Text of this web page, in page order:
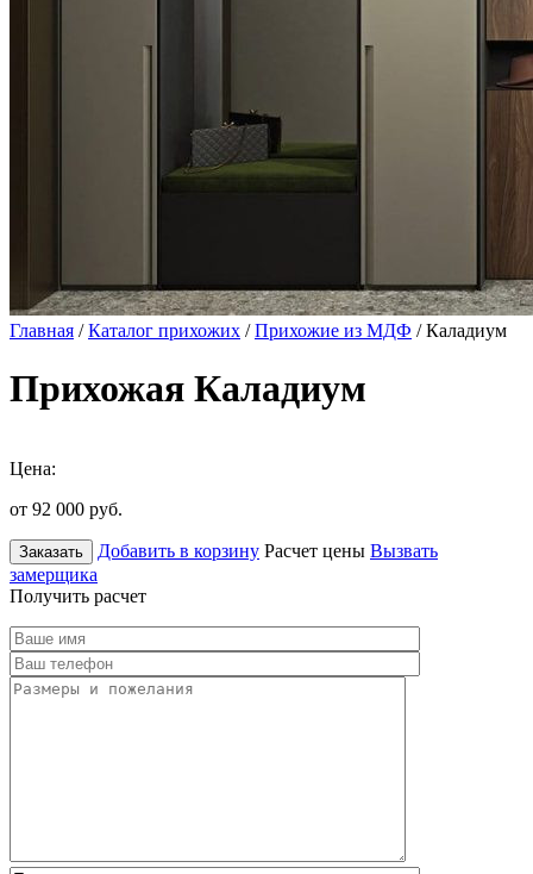
Главная /Каталог прихожих /Прихожие из МДФ / Каладиум
Прихожая Каладиум
Цена:
от 92 000 руб.
Заказать Добавить в корзину Расчет цены Вызвать
замерщика
Получить расчет